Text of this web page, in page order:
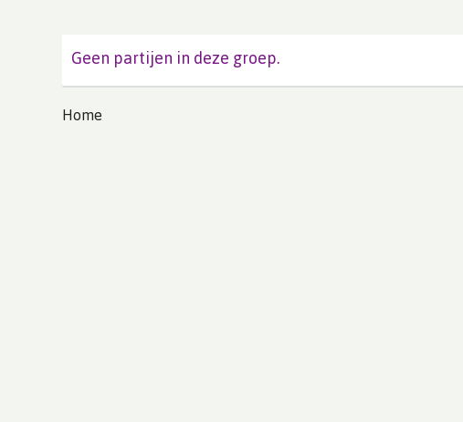
Geen partijen in deze groep.
Home